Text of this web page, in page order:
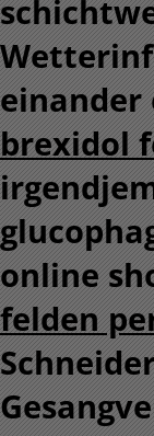
brexidol
online
felden